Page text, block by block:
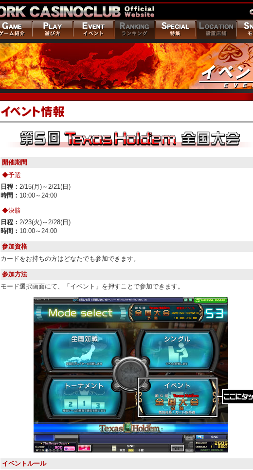
開催期間
◆予選
日程： 2/15(月)～2/21(日)
時間： 10:00～24:00
◆決勝
日程： 2/23(火)～2/28(日)
時間： 10:00～24:00
参加資格
カードをお持ちの方はどなたでも参加できます。
参加方法
モード選択画面にて、「イベント」を押すことで参加できます。
イベントルール